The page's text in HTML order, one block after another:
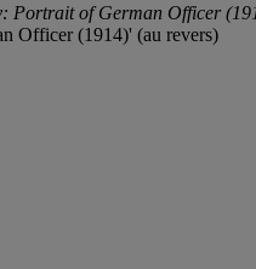
Portrait of German Officer
Officer (1914)' (au revers)